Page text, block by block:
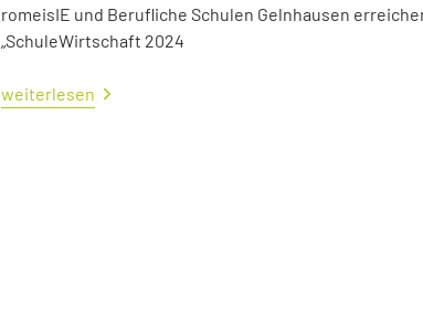
romeisIE und Berufliche Schulen Gelnhausen
„SchuleWirtschaft 2024
weiterlesen